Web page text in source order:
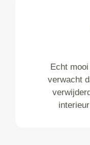
Echt
verwacht